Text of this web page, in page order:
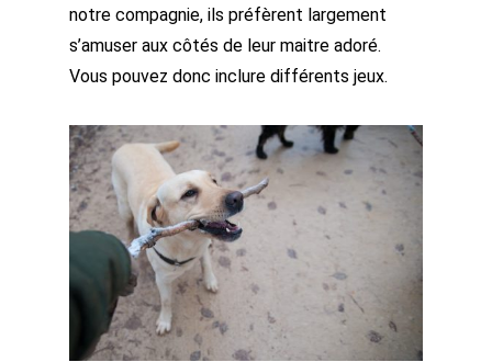
notre compagnie, ils préfèrent largement
s’amuser aux côtés de leur maitre adoré.
Vous pouvez donc inclure différents jeux.